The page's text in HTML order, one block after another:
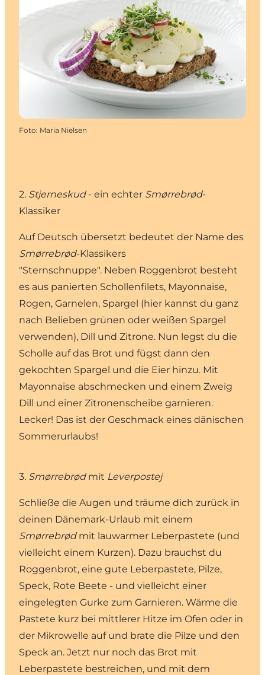
Foto: Maria Nielsen
2. Stjerneskud- ein echter Smørrebrød-
Klassiker
Auf Deutsch übersetzt bedeutet der Name des
Smørrebrød-Klassikers
"Sternschnuppe". Neben Roggenbrot besteht
es aus panierten Schollenfilets, Mayonnaise,
Rogen, Garnelen, Spargel (hier kannst du ganz
nach Belieben grünen oder weißen Spargel
verwenden), Dill und Zitrone. Nun legst du die
Scholle auf das Brot und fügst dann den
gekochten Spargel und die Eier hinzu. Mit
Mayonnaise abschmecken und einem Zweig
Dill und einer Zitronenscheibe garnieren.
Lecker! Das ist der Geschmack eines dänischen
Sommerurlaubs!
3. Smørrebrød mit Leverpostej
Schließe die Augen und träume dich zurück in
deinen Dänemark-Urlaub mit einem
Smørrebrød mit lauwarmer Leberpastete (und
vielleicht einem Kurzen). Dazu brauchst du
Roggenbrot, eine gute Leberpastete, Pilze,
Speck, Rote Beete - und vielleicht einer
eingelegten Gurke zum Garnieren. Wärme die
Pastete kurz bei mittlerer Hitze im Ofen oder in
der Mikrowelle auf und brate die Pilze und den
Speck an. Jetzt nur noch das Brot mit
Leberpastete bestreichen, und mit dem